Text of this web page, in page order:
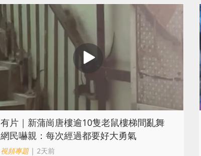
有片｜新蒲崗唐樓逾10隻老鼠樓梯間亂舞
網民嚇親：每次經過都要好大勇氣
視頻專題| 2天前